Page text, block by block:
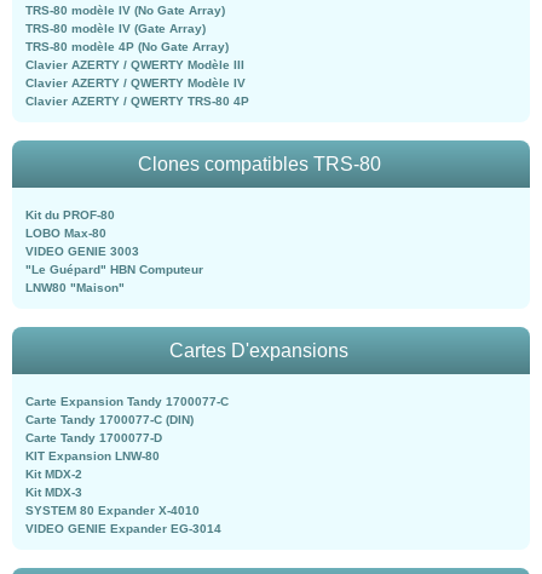
TRS-80 modèle IV (No Gate Array)
TRS-80 modèle IV (Gate Array)
TRS-80 modèle 4P (No Gate Array)
Clavier AZERTY / QWERTY Modèle III
Clavier AZERTY / QWERTY Modèle IV
Clavier AZERTY / QWERTY TRS-80 4P
Clones compatibles TRS-80
Kit du PROF-80
LOBO Max-80
VIDEO GENIE 3003
"Le Guépard" HBN Computeur
LNW80 "Maison"
Cartes D'expansions
Carte Expansion Tandy 1700077-C
Carte Tandy 1700077-C (DIN)
Carte Tandy 1700077-D
KIT Expansion LNW-80
Kit MDX-2
Kit MDX-3
SYSTEM 80 Expander X-4010
VIDEO GENIE Expander EG-3014